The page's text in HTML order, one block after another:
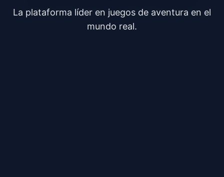
La plataforma líder en juegos de aventura en el
mundo real.